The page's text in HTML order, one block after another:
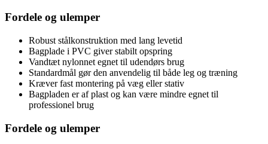
Fordele og ulemper
Robust stålkonstruktion med lang levetid
Bagplade i PVC giver stabilt opspring
Vandtæt nylonnet egnet til udendørs brug
Standardmål gør den anvendelig til både leg og træning
Kræver fast montering på væg eller stativ
Bagpladen er af plast og kan være mindre egnet til
professionel brug
Fordele og ulemper